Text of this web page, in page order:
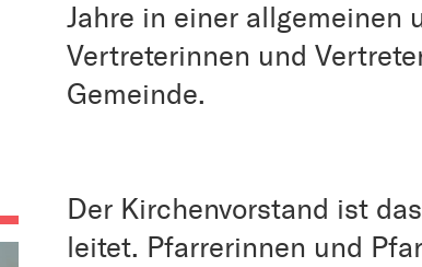
Jahre in einer allgemeinen
Vertreterinnen und
Gemeinde.
Der Kirchenvorstand ist
leitet. Pfarrerinnen und